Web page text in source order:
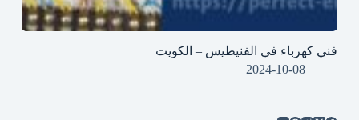
فني كهرباء في الفنيطيس – الكويت
2024-10-08